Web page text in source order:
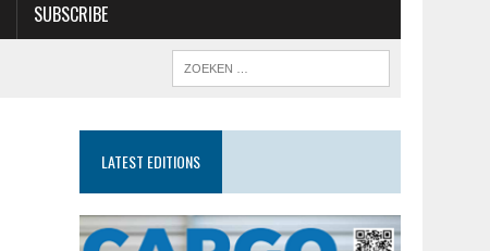
SUBSCRIBE
LATEST EDITIONS